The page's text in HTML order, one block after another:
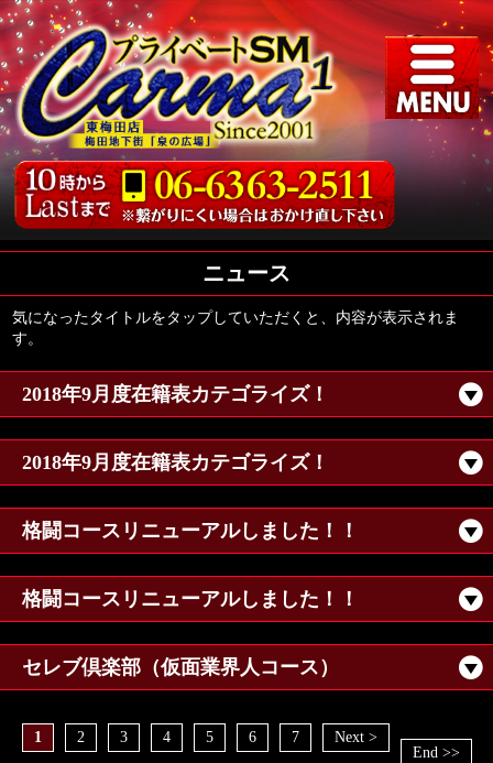
ニュース
気になったタイトルをタップしていただくと、内容が表示されま
す。
2018年9月度在籍表カテゴライズ！
2018年9月度在籍表カテゴライズ！
格闘コースリニューアルしました！！
格闘コースリニューアルしました！！
セレブ倶楽部（仮面業界人コース）
1 2 3 4 5 6 7
Next >
End >>